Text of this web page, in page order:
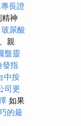
長證
神
玻尿酸
親
盤靈
發指
中按
司更
如果
的最